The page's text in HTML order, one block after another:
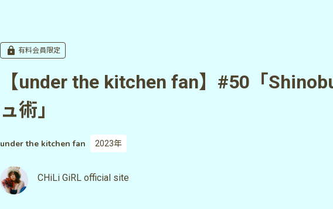
有料会員限定
【under the kitchen fan】#50「
ュ術」
under the kitchen fan 2023年
CHiLi GiRL official site